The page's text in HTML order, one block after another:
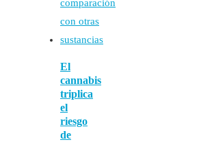
El
cannabis
triplica
el
riesgo
de